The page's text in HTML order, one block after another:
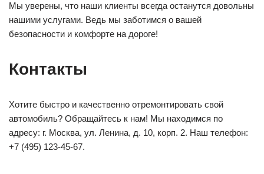
Мы уверены, что наши клиенты всегда останутся довольны
нашими услугами. Ведь мы заботимся о вашей
безопасности и комфорте на дороге!
Контакты
Хотите быстро и качественно отремонтировать свой
автомобиль? Обращайтесь к нам! Мы находимся по
адресу: г. Москва, ул. Ленина, д. 10, корп. 2. Наш телефон:
+7 (495) 123-45-67.